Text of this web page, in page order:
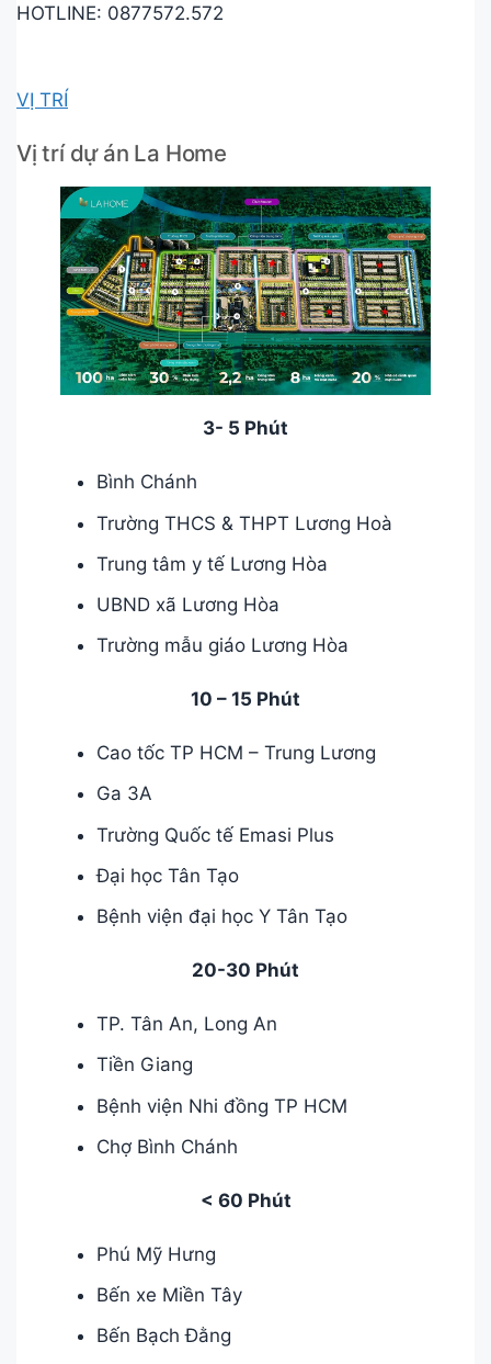
HOTLINE: 0877572.572
VỊ TRÍ
Vị trí dự án La Home
3- 5 Phút
Bình Chánh
Trường THCS & THPT Lương Hoà
Trung tâm y tế Lương Hòa
UBND xã Lương Hòa
Trường mẫu giáo Lương Hòa
10 – 15 Phút
Cao tốc TP HCM – Trung Lương
Ga 3A
Trường Quốc tế Emasi Plus
Đại học Tân Tạo
Bệnh viện đại học Y Tân Tạo
20-30 Phút
TP. Tân An, Long An
Tiền Giang
Bệnh viện Nhi đồng TP HCM
Chợ Bình Chánh
< 60 Phút
Phú Mỹ Hưng
Bến xe Miền Tây
Bến Bạch Đằng